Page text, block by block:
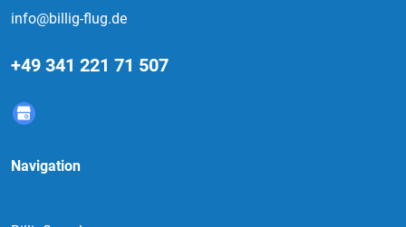
info@billig-flug.de
+49 341 221 71 507
Navigation